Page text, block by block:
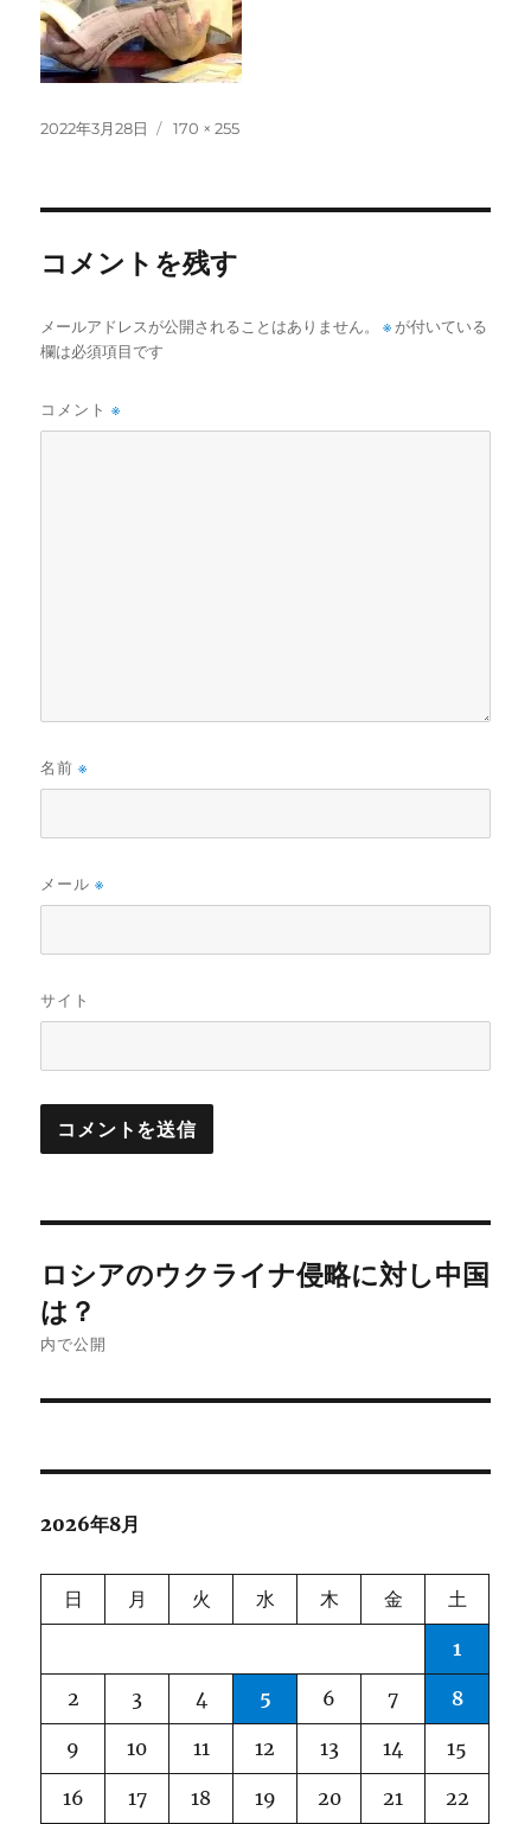
投
2022年3月28日
フ
170 × 255
コメントを残す
メールアドレスが公開されることはありません。 ※ が付いている
欄は必須項目です
コメント※
名前※
メール※
サイト
稿
ナ
ビ
ョ
ロシアのウクライナ侵略に対し中国
は？
内で公開
2026年8月
日 月 火 水 木 金 土
1
2 3 4 5 6 7 8
9 10 11 12 13 14 15
16 17 18 19 20 21 22